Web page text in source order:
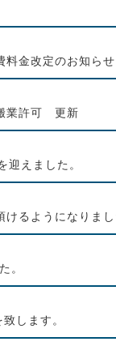
料金改定のお知らせ
業許可 更新
迎えました。
けるようになりま
。
します。